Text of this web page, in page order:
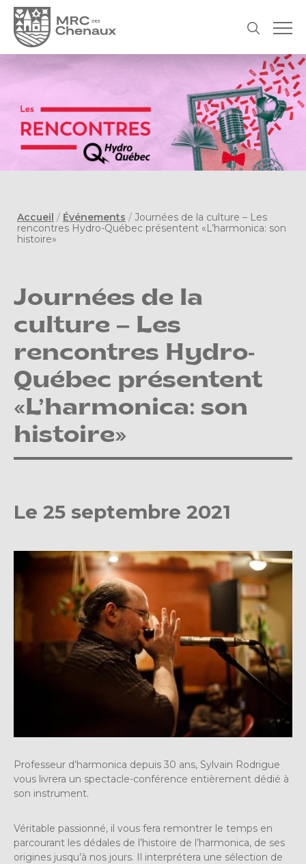
Accueil / Événements / Journées de la culture – Les
rencontres Hydro-Québec présentent «L’harmonica: son
histoire»
Journées de la
culture – Les
rencontres Hydro-
Québec présentent
«L’harmonica: son
histoire»
Le 25 septembre 2021
Professeur d’harmonica depuis 30 ans, Sylvain Rodrigue
vous livrera un spectacle-conférence entièrement dédié à
son instrument.
Véritable passionné, il vous fera remontrer le temps en
parcourant les dédales de l’histoire de l’harmonica, de ses
origines jusqu’à nos jours. Il interprétera une sélection de